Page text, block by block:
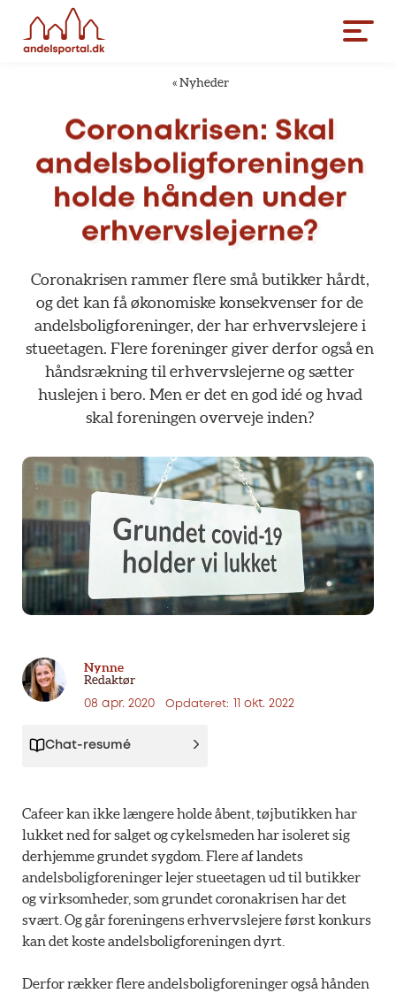
« Nyheder
Coronakrisen: Skal
andelsboligforeningen
holde hånden under
erhvervslejerne?
Coronakrisen rammer flere små butikker hårdt,
og det kan få økonomiske konsekvenser for de
andelsboligforeninger, der har erhvervslejere i
stueetagen. Flere foreninger giver derfor også en
håndsrækning til erhvervslejerne og sætter
huslejen i bero. Men er det en god idé og hvad
skal foreningen overveje inden?
Nynne
Redaktør
08 apr. 2020 Opdateret: 11 okt. 2022
Chat-resumé
Cafeer kan ikke længere holde åbent, tøjbutikken har
lukket ned for salget og cykelsmeden har isoleret sig
derhjemme grundet sygdom. Flere af landets
andelsboligforeninger lejer stueetagen ud til butikker
og virksomheder, som grundet coronakrisen har det
svært. Og går foreningens erhvervslejere først konkurs
kan det koste andelsboligforeningen dyrt.
Derfor rækker flere andelsboligforeninger også hånden